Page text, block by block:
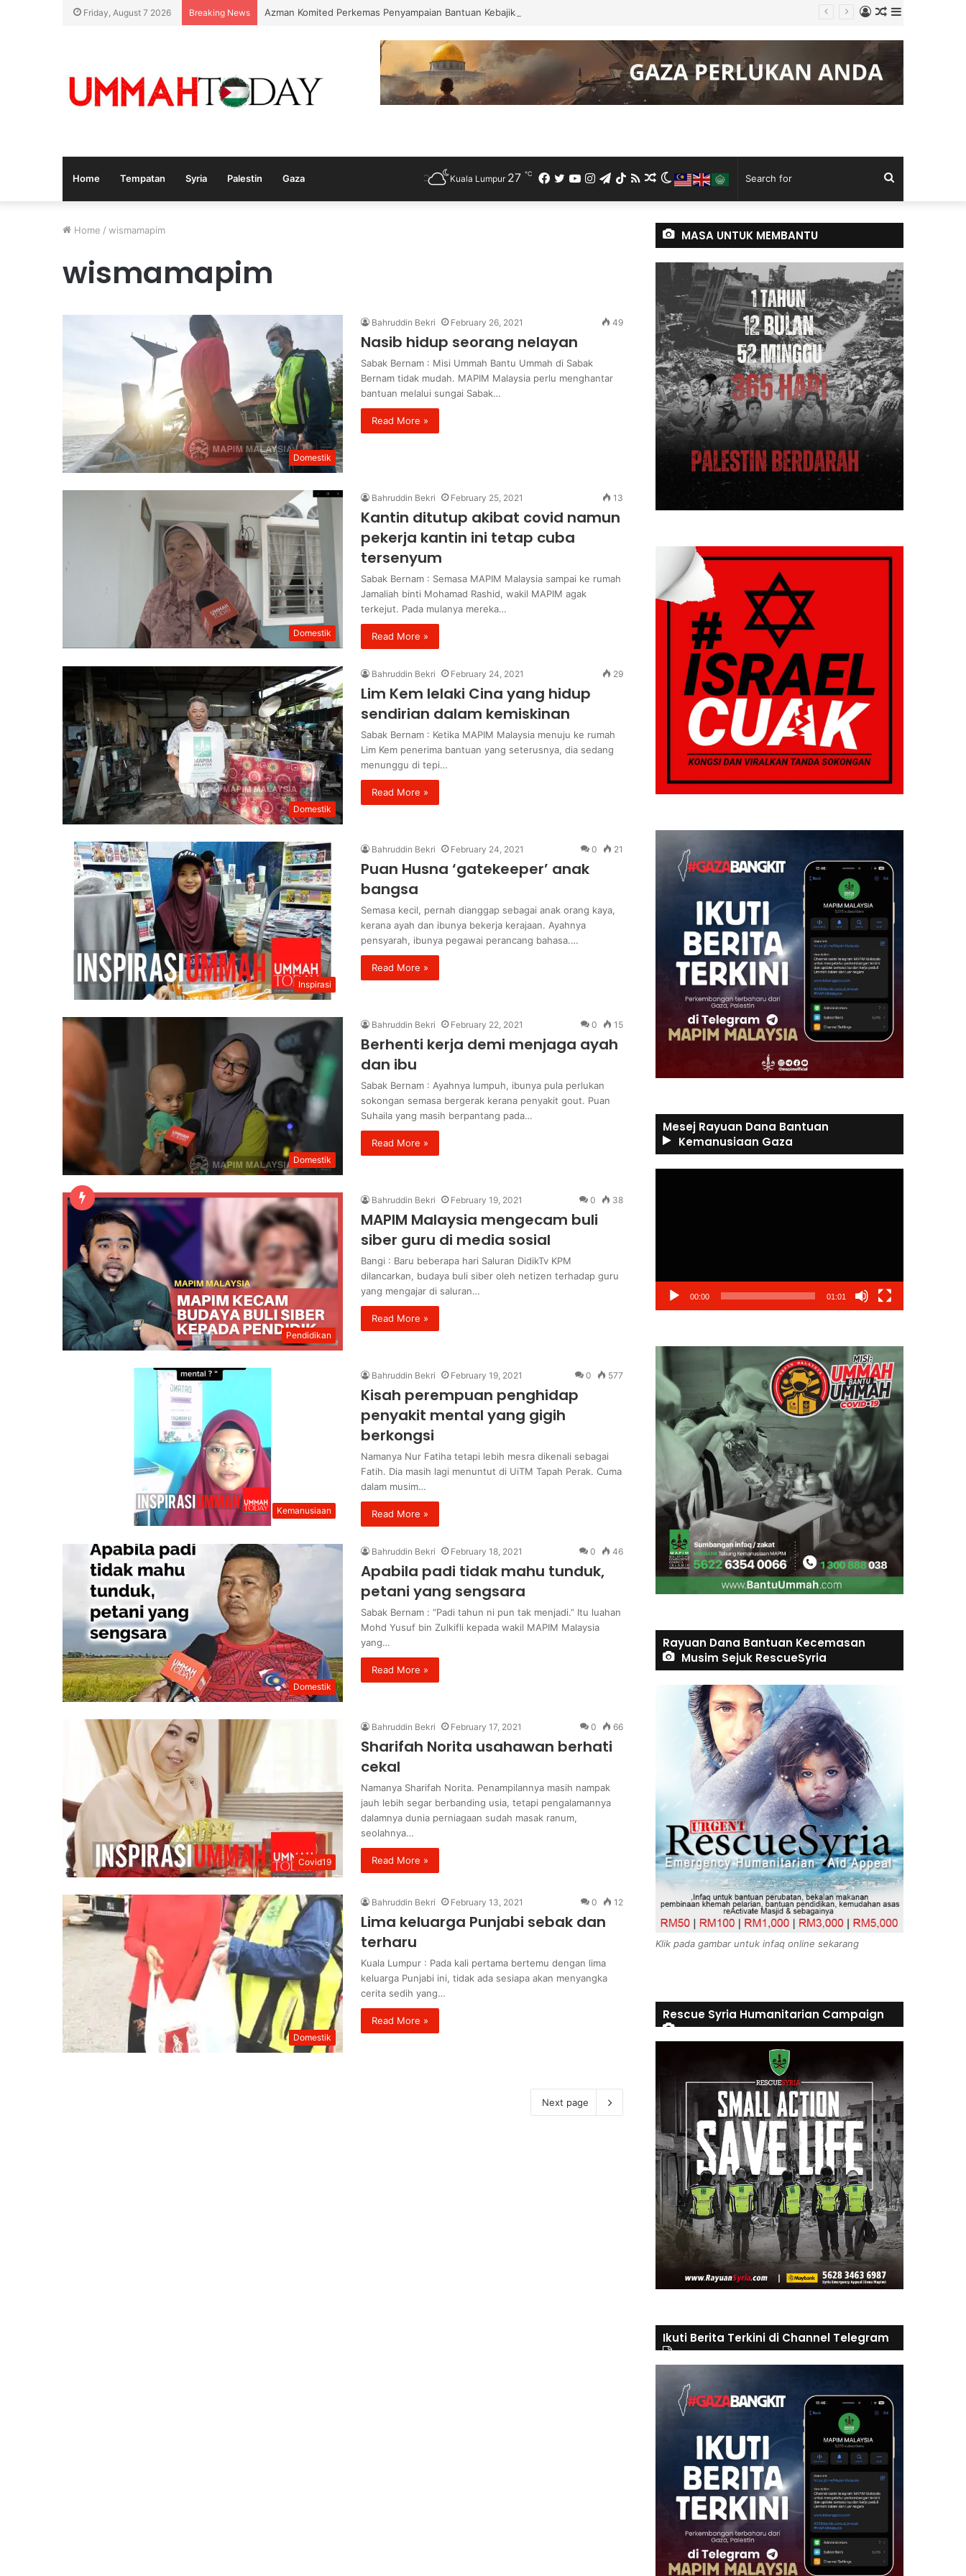
Friday, August 7 2026 Breaking News Azman Komited Perkemas Penyampaian Bantuan Kebajikan Penduduk di Ampang
Random
Article
Log
In
Home Tempatan Syria Palestin Gaza
for
Switch
skin
Random
Article
RSS
TikTok
Telegram
Instagram
YouTube
Twitter
Facebook
Kuala Lumpur 27 ℃
Home / wismamapim
wismamapim
Domestik
Bahruddin Bekri February 26, 2021 49
Nasib hidup seorang nelayan
Sabak Bernam : Misi Ummah Bantu Ummah di Sabak
Bernam tidak mudah. MAPIM Malaysia perlu menghantar
bantuan melalui sungai Sabak…
Read More »
Domestik
Bahruddin Bekri February 25, 2021 13
Kantin ditutup akibat covid namun
pekerja kantin ini tetap cuba
tersenyum
Sabak Bernam : Semasa MAPIM Malaysia sampai ke rumah
Jamaliah binti Mohamad Rashid, wakil MAPIM agak
terkejut. Pada mulanya mereka…
Read More »
Domestik
Bahruddin Bekri February 24, 2021 29
Lim Kem lelaki Cina yang hidup
sendirian dalam kemiskinan
Sabak Bernam : Ketika MAPIM Malaysia menuju ke rumah
Lim Kem penerima bantuan yang seterusnya, dia sedang
menunggu di tepi…
Read More »
Inspirasi
Bahruddin Bekri February 24, 2021 0 21
Puan Husna ‘gatekeeper’ anak
bangsa
Semasa kecil, pernah dianggap sebagai anak orang kaya,
kerana ayah dan ibunya bekerja kerajaan. Ayahnya
pensyarah, ibunya pegawai perancang bahasa.…
Read More »
Domestik
Bahruddin Bekri February 22, 2021 0 15
Berhenti kerja demi menjaga ayah
dan ibu
Sabak Bernam : Ayahnya lumpuh, ibunya pula perlukan
sokongan semasa bergerak kerana penyakit gout. Puan
Suhaila yang masih berpantang pada…
Read More »
Pendidikan
Bahruddin Bekri February 19, 2021 0 38
MAPIM Malaysia mengecam buli
siber guru di media sosial
Bangi : Baru beberapa hari Saluran DidikTv KPM
dilancarkan, budaya buli siber oleh netizen terhadap guru
yang mengajar di saluran…
Read More »
Kemanusiaan
Bahruddin Bekri February 19, 2021 0 577
Kisah perempuan penghidap
penyakit mental yang gigih
berkongsi
Namanya Nur Fatiha tetapi lebih mesra dikenali sebagai
Fatih. Dia masih lagi menuntut di UiTM Tapah Perak. Cuma
dalam musim…
Read More »
Domestik
Bahruddin Bekri February 18, 2021 0 46
Apabila padi tidak mahu tunduk,
petani yang sengsara
Sabak Bernam : “Padi tahun ni pun tak menjadi.” Itu luahan
Mohd Yusuf bin Zulkifli kepada wakil MAPIM Malaysia
yang…
Read More »
Covid19
Bahruddin Bekri February 17, 2021 0 66
Sharifah Norita usahawan berhati
cekal
Namanya Sharifah Norita. Penampilannya masih nampak
jauh lebih segar berbanding usia, tetapi pengalamannya
dalamnya dunia perniagaan sudah masak ranum,
seolahnya…
Read More »
Domestik
Bahruddin Bekri February 13, 2021 0 12
Lima keluarga Punjabi sebak dan
terharu
Kuala Lumpur : Pada kali pertama bertemu dengan lima
keluarga Punjabi ini, tidak ada sesiapa akan menyangka
cerita sedih yang…
Read More »
Next page
MASA UNTUK MEMBANTU
Mesej Rayuan Dana Bantuan
Kemanusiaan Gaza
00:00 01:01
Rayuan Dana Bantuan Kecemasan
Musim Sejuk RescueSyria
Klik pada gambar untuk infaq online sekarang
Rescue Syria Humanitarian Campaign
Ikuti Berita Terkini di Channel Telegram